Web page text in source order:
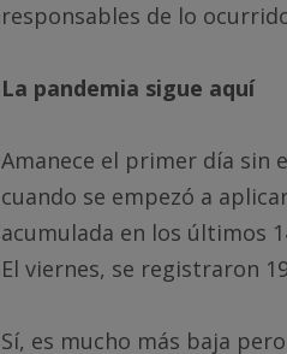
responsables de lo
La pandemia sigue aquí
Amanece el primer día sin
cuando se empezó a
acumulada en los últimos
El viernes, se registraron
Sí, es mucho más baja